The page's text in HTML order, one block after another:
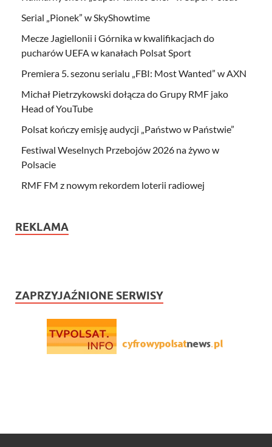
Serial „Pionek” w SkyShowtime
Mecze Jagiellonii i Górnika w kwalifikacjach do
pucharów UEFA w kanałach Polsat Sport
Premiera 5. sezonu serialu „FBI: Most Wanted” w AXN
Michał Pietrzykowski dołącza do Grupy RMF jako
Head of YouTube
Polsat kończy emisję audycji „Państwo w Państwie”
Festiwal Weselnych Przebojów 2026 na żywo w
Polsacie
RMF FM z nowym rekordem loterii radiowej
REKLAMA
ZAPRZYJAŹNIONE SERWISY